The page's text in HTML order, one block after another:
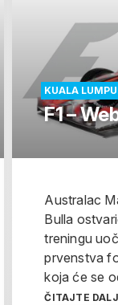
KUALA
F1 –
Australac
Bulla
treningu
prvenstva
koja će se
ČITAJTE